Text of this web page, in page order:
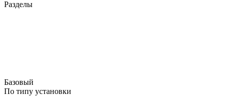
Разделы
Базовый
По типу установки